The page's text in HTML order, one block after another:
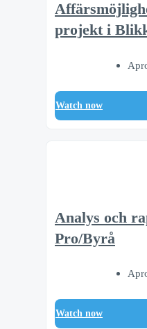
projekt i
Watch now
Analys och
Pro/Byrå
Watch now